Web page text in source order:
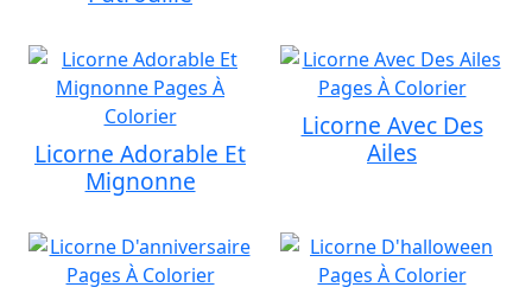
Licorne Adorable Et
Mignonne
Licorne Avec Des
Ailes